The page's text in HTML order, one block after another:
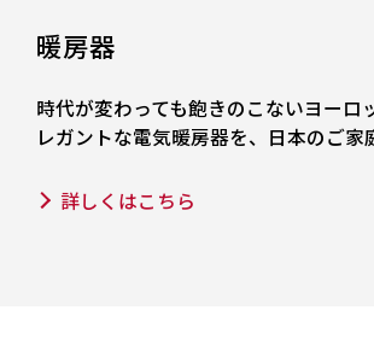
暖房器
時代が変わっても飽きのこないヨーロ
レガントな電気暖房器を、日本のご家
詳しくはこちら